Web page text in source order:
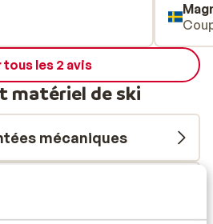
overall very good
and beer...
tous les 2 avis
matériel de ski
mécaniques